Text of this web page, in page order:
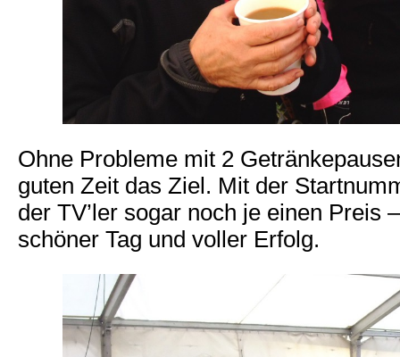
Ohne Probleme mit 2
guten Zeit das Ziel. Mit der
der TV’ler sogar noch je einen Preis
schöner Tag und voller Erfolg.